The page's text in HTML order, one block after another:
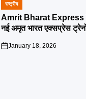
POSTED
IN
राष्ट्रीय
Amrit Bharat Express
नई अमृत भारत एक्सप्रेस
on
January 18, 2026